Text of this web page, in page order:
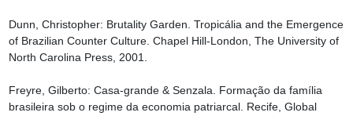
Dunn, Christopher: Brutality Garden. Tropicália and the Emergence
of Brazilian Counter Culture. Chapel Hill-London, The University of
North Carolina Press, 2001.
Freyre, Gilberto: Casa-grande & Senzala. Formação da família
brasileira sob o regime da economia patriarcal. Recife, Global